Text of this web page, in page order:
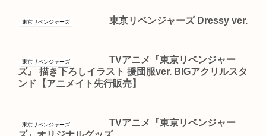
東京リベンジャーズ 東京リベンジャーズ Dressy ver.
東京リベンジャーズ
TVアニメ『東京リベンジャー
ズ』 描き下ろしイラスト 援団服ver. BIGアクリルスタ
ンド【アニメイト先行販売】
東京リベンジャーズ
TVアニメ『東京リベンジャー